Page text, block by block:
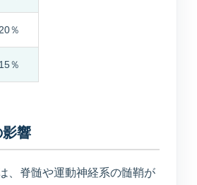
サービス
ーション
％
％
響
、脊髄や運動神経系の髄鞘が